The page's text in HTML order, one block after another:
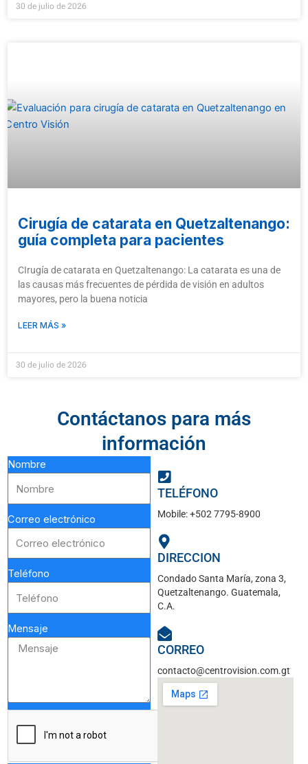
30 de julio de 2026
Cirugía de catarata en Quetzaltenango:
guía completa para pacientes
CIrugía de catarata en Quetzaltenango: La catarata es una de
las causas más frecuentes de pérdida de visión en adultos
mayores, pero la buena noticia
LEER MÁS »
30 de julio de 2026
Contáctanos para más
información
Nombre
Correo electrónico
Teléfono
Mensaje
TELÉFONO
Mobile: +502 7795-8900
DIRECCION
Condado Santa María, zona 3,
Quetzaltenango. Guatemala,
C.A.
CORREO
contacto@centrovision.com.gt